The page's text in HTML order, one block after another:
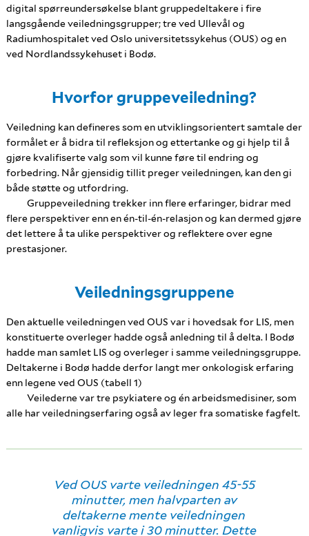
digital spørreundersøkelse blant gruppedeltakere i fire
langsgående veiledningsgrupper; tre ved Ullevål og
Radiumhospitalet ved Oslo universitetssykehus (OUS) og en
ved Nordlandssykehuset i Bodø.
Hvorfor gruppeveiledning?
Veiledning kan defineres som en utviklingsorientert samtale der
formålet er å bidra til refleksjon og ettertanke og gi hjelp til å
gjøre kvalifiserte valg som vil kunne føre til endring og
forbedring. Når gjensidig tillit preger veiledningen, kan den gi
både støtte og utfordring.
Gruppeveiledning trekker inn flere erfaringer, bidrar med
flere perspektiver enn en én-til-én-relasjon og kan dermed gjøre
det lettere å ta ulike perspektiver og reflektere over egne
prestasjoner.
Veiledningsgruppene
Den aktuelle veiledningen ved OUS var i hovedsak for LIS, men
konstituerte overleger hadde også anledning til å delta. I Bodø
hadde man samlet LIS og overleger i samme veiledningsgruppe.
Deltakerne i Bodø hadde derfor langt mer onkologisk erfaring
enn legene ved OUS (tabell 1)
Veilederne var tre psykiatere og én arbeidsmedisiner, som
alle har veiledningserfaring også av leger fra somatiske fagfelt.
Ved OUS varte veiledningen 45-55
minutter, men halvparten av
deltakerne mente veiledningen
vanligvis varte i 30 minutter. Dette